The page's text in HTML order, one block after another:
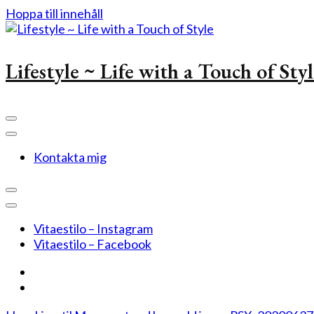
Hoppa till innehåll
Lifestyle ~ Life with a Touch of
Kontakta mig
Vitaestilo – Instagram
Vitaestilo – Facebook